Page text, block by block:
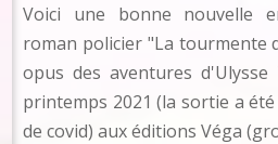
Voici une bonne nouvelle
roman policier "La tourmente
opus des aventures
printemps 2021 (la sortie a
de covid) aux éditions Véga